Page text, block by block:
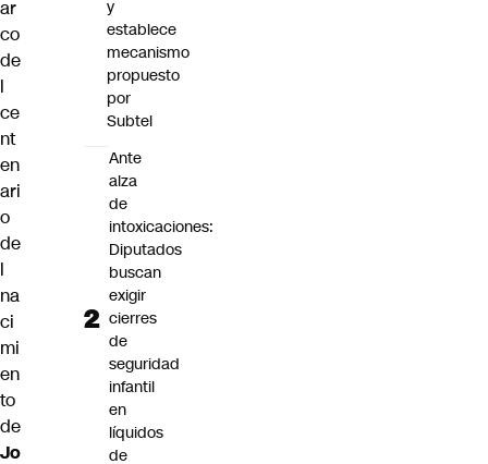
ar
co
de
l
ce
nt
en
ari
o
de
l
na
ci
mi
en
to
de
Jo
y
establece
mecanismo
propuesto
por
Subtel
Ante
alza
de
intoxicaciones:
Diputados
buscan
exigir
cierres
de
seguridad
infantil
en
líquidos
de